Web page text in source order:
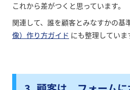
これから差がつくと思っています。
関連して、誰を顧客とみなすかの基
像）作り方ガイド にも整理していま